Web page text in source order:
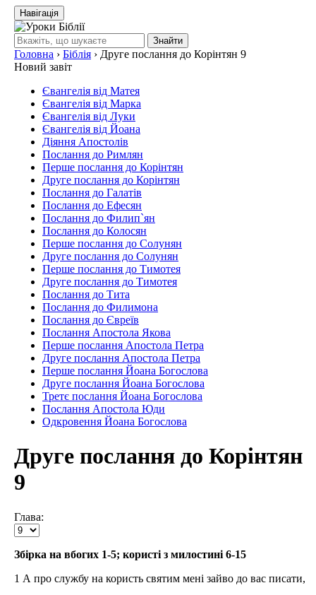
Навігація
Знайти
Головна › Біблія › Друге послання до Корінтян 9
Новий завіт
Євангелія від Матея
Євангелія від Марка
Євангелія від Луки
Євангелія від Йоана
Діяння Апостолів
Послання до Римлян
Перше послання до Корінтян
Друге послання до Корінтян
Послання до Галатів
Послання до Ефесян
Послання до Филип`ян
Послання до Колосян
Перше послання до Солунян
Друге послання до Солунян
Перше послання до Тимотея
Друге послання до Тимотея
Послання до Тита
Послання до Филимона
Послання до Євреїв
Послання Апостола Якова
Перше послання Апостола Петра
Друге послання Апостола Петра
Перше послання Йоана Богослова
Друге послання Йоана Богослова
Третє послання Йоана Богослова
Послання Апостола Юди
Одкровення Йоана Богослова
Друге послання до Корінтян
9
Глава:
Збірка на вбогих 1-5; користі з милостині 6-15
1 А про службу на користь святим мені зайво до вас писати,